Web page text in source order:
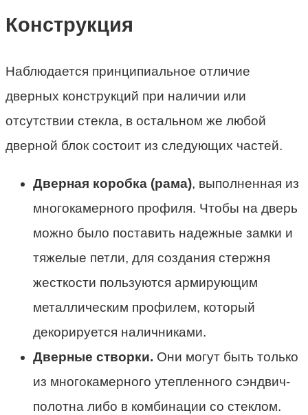
Конструкция
Наблюдается принципиальное отличие
дверных конструкций при наличии или
отсутствии стекла, в остальном же любой
дверной блок состоит из следующих частей.
Дверная коробка (рама), выполненная из
многокамерного профиля. Чтобы на дверь
можно было поставить надежные замки и
тяжелые петли, для создания стержня
жесткости пользуются армирующим
металлическим профилем, который
декорируется наличниками.
Дверные створки. Они могут быть только
из многокамерного утепленного сэндвич-
полотна либо в комбинации со стеклом.